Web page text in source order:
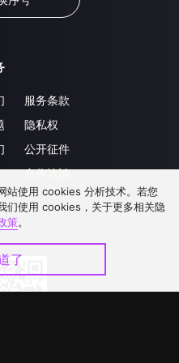
服务条款
隐私权
公开征件
合作洽談
站使用 cookies 分析技术。若您
们使用 cookies，关于更多相关隐
策。
了